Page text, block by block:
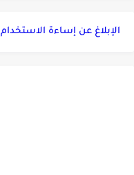
الإبلاغ عن إساءة الاستخدام